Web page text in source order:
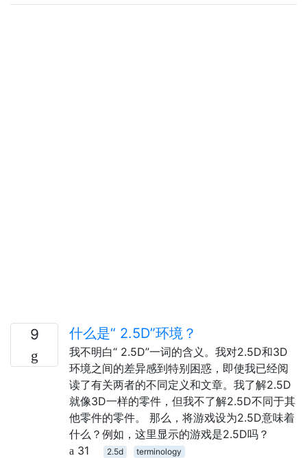
9 什么是“ 2.5D”环境？
我不明白“ 2.5D”一词的含义。我对2.5D和3D
环境之间的差异感到特别困惑，即使我已经阅
读了有关两者的不同定义和文章。我了解2.5D
就像3D一样的零件，但我不了解2.5D不同于其
他零件的零件。 那么，将游戏设为2.5D意味着
什么？例如，这里显示的游戏是2.5D吗？
31
2.5d terminology